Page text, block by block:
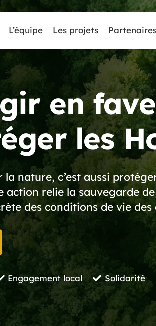
L’équipe Les projets
en
les
la nature, c’est aussi
action relie la sauvegarde
des conditions de vie
Engagement local Solidarité